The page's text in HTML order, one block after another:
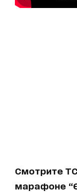
Смотрите
марафоне